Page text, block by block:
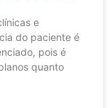
e
do paciente é
pois é
quanto